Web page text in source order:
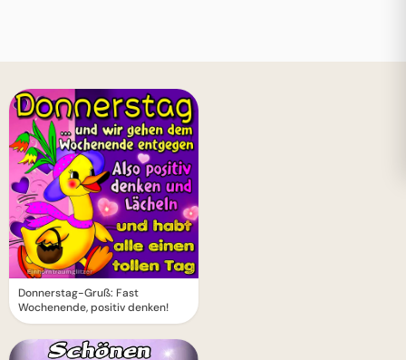
Donnerstag-Gruß: Fast
Wochenende, positiv denken!